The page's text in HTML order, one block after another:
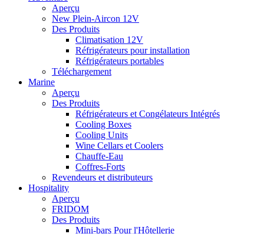
Aperçu
New Plein-Aircon 12V
Des Produits
Climatisation 12V
Réfrigérateurs pour installation
Réfrigérateurs portables
Téléchargement
Marine
Aperçu
Des Produits
Réfrigérateurs et Congélateurs Intégrés
Cooling Boxes
Cooling Units
Wine Cellars et Coolers
Chauffe-Eau
Coffres-Forts
Revendeurs et distributeurs
Hospitality
Aperçu
FRIDOM
Des Produits
Mini-bars Pour l'Hôtellerie